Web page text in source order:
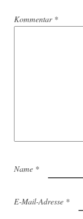
Kommentar *
Name *
E-Mail-Adresse *